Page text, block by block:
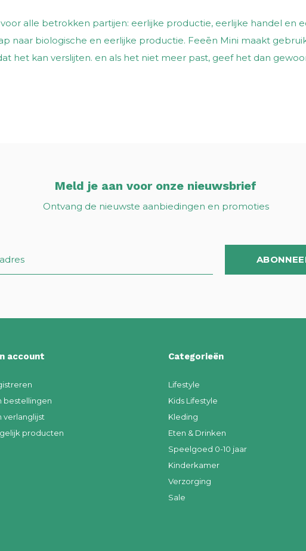
alle betrokken partijen: eerlijke productie, eerlijke handel en
naar biologische en eerlijke productie. Feeēn Mini maakt
het kan verslijten. en als het niet meer past, geef het dan
Meld je aan voor onze nieuwsbrief
Ontvang de nieuwste aanbiedingen en promoties
account
bestellingen
verlanglijst
producten
Categorieën
Lifestyle
Kids Lifestyle
Kleding
Eten & Drinken
Speelgoed 0-10 jaar
Kinderkamer
Verzorging
Sale